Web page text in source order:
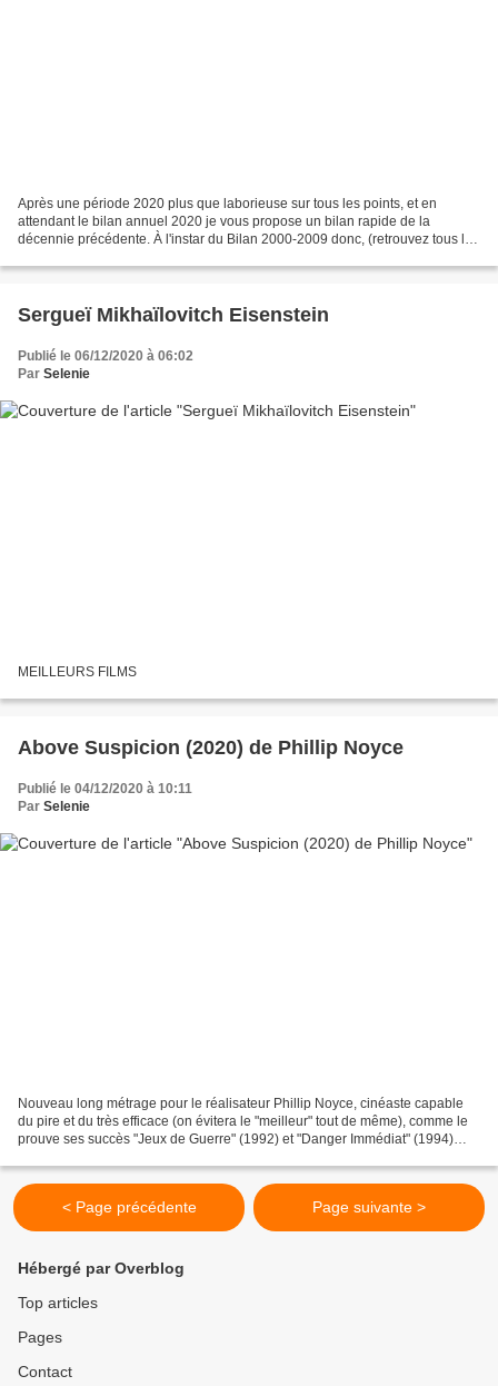
Après une période 2020 plus que laborieuse sur tous les points, et en
attendant le bilan annuel 2020 je vous propose un bilan rapide de la
décennie précédente. À l'instar du Bilan 2000-2009 donc, (retrouvez tous les
Sergueï Mikhaïlovitch Eisenstein
Publié le 06/12/2020 à 06:02
Par Selenie
MEILLEURS FILMS
Above Suspicion (2020) de Phillip Noyce
Publié le 04/12/2020 à 10:11
Par Selenie
Nouveau long métrage pour le réalisateur Phillip Noyce, cinéaste capable
du pire et du très efficace (on évitera le "meilleur" tout de même), comme le
prouve ses succès "Jeux de Guerre" (1992) et "Danger Immédiat" (1994)
< Page précédente Page suivante >
Hébergé par Overblog
Top articles
Pages
Contact